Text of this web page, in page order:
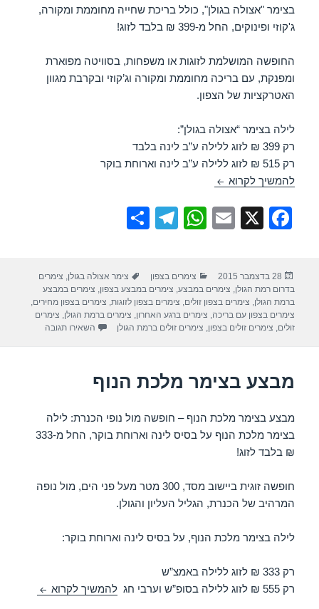
בצימר "אצולה בגולן", כולל בריכת שחייה מחוממת ומקורה,
ג'קוזי ופינוקים, החל מ-399 ₪ בלבד לזוג!
החופשה המושלמת לזוגות או משפחות, בסוויטה מפוארת
ומפנקת, עם בריכה מחוממת ומקורה וג’קוזי ובקרבת מגוון
האטרקציות של הצפון.
לילה בצימר “אצולה בגולן”:
רק 399 ₪ לזוג ללילה ע”ב לינה בלבד
רק 515 ₪ לזוג ללילה ע”ב לינה וארוחת בוקר
להמשיך לקרוא מבצע בצימר אצולה בגולן
F
e
b
o
k
X
E
W
s
A
p
T
gr
a
m
e
פורסם
בתאריך
28 בדצמבר 2015 קטגוריות
צימרים בצפון תגיות
צימר אצולה בגולן, צימרים
בדרום רמת הגולן, צימרים במבצע, צימרים במבצע בצפון, צימרים במבצע
ברמת הגולן, צימרים בצפון זולים, צימרים בצפון לזוגות, צימרים בצפון מחירים,
צימרים בצפון עם בריכה, צימרים ברגע האחרון, צימרים ברמת הגולן, צימרים
זולים, צימרים זולים בצפון, צימרים זולים ברמת הגולן השאירו תגובה
מבצע בצימר מלכת הנוף
מבצע בצימר מלכת הנוף – חופשה מול נופי הכנרת: לילה
בצימר מלכת הנוף על בסיס לינה וארוחת בוקר, החל מ-333
₪ בלבד לזוג!
חופשה זוגית ביישוב מסד, 300 מטר מעל פני הים, מול נופה
המרהיב של הכנרת, הגליל העליון והגולן.
לילה בצימר מלכת הנוף, על בסיס לינה וארוחת בוקר:
רק 333 ₪ לזוג ללילה באמצ”ש
רק 555 ₪ לזוג ללילה בסופ”ש וערבי חג
להמשיך לקרוא מבצע